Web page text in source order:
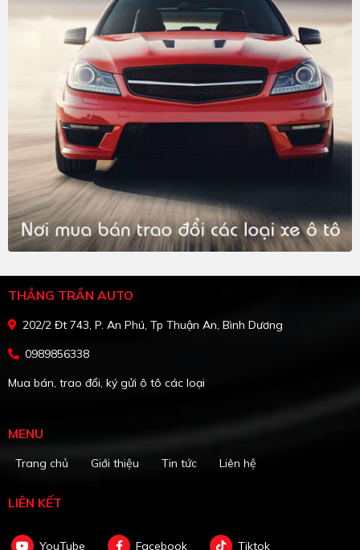
THẮNG TRẦN AUTO
202/2 Đt 743, P. An Phú, Tp Thuận An, Bình Dương
0989856338
Mua bán, trao đổi, ký gửi ô tô các loại
MENU
Trang chủ Giới thiệu Tin tức Liên hệ
LIÊN KẾT
YouTube Facebook Tiktok